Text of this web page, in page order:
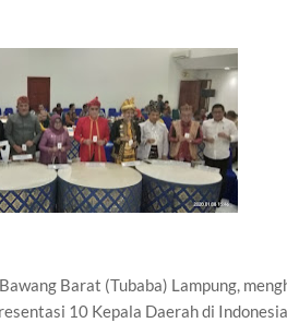
Barat (Tubaba) Lampung,
10 Kepala Daerah di